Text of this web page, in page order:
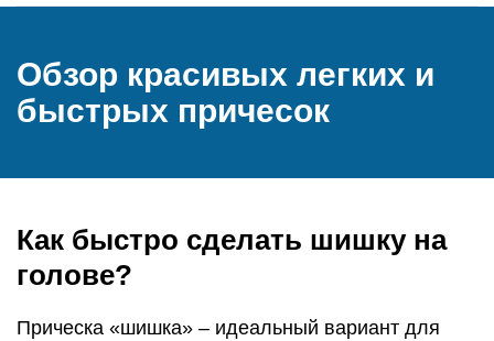
Обзор красивых легких и
быстрых причесок
Как быстро сделать шишку на
голове?
Прическа «шишка» – идеальный вариант для